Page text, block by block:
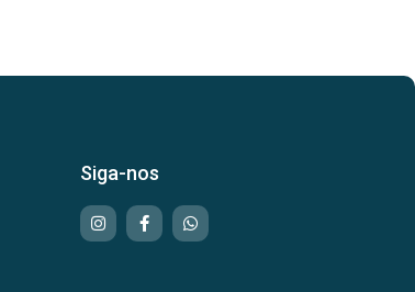
Siga-nos